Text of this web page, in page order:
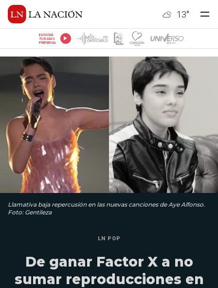
13°
ESCUCHÁ
TU RADIO
PREFERIDA
Llamativa baja repercusión en las nuevas canciones de Aye Alfonso.
Foto: Gentileza
LN POP
De ganar Factor X a no
sumar reproducciones en